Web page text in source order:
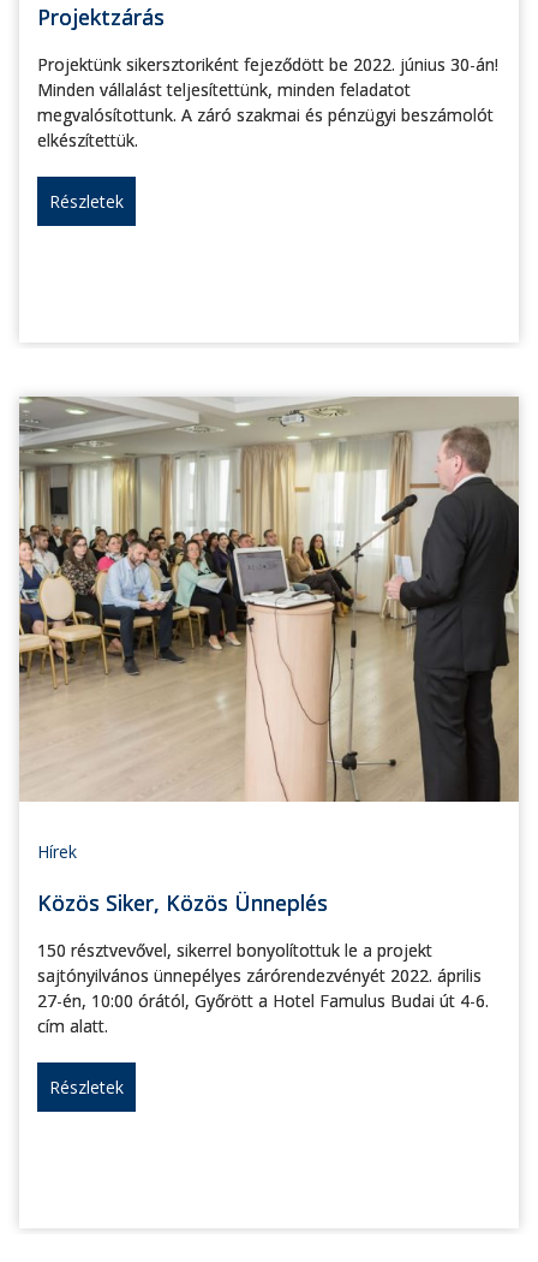
Projektzárás
Projektünk sikersztoriként fejeződött be 2022. június 30-án!
Minden vállalást teljesítettünk, minden feladatot
megvalósítottunk. A záró szakmai és pénzügyi beszámolót
elkészítettük.
Részletek
Hírek
Közös Siker, Közös Ünneplés
150 résztvevővel, sikerrel bonyolítottuk le a projekt
sajtónyilvános ünnepélyes zárórendezvényét 2022. április
27-én, 10:00 órától, Győrött a Hotel Famulus Budai út 4-6.
cím alatt.
Részletek